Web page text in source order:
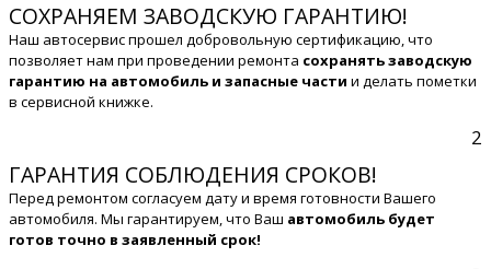
СОХРАНЯЕМ ЗАВОДСКУЮ ГАРАНТИЮ!
Наш автосервис прошел добровольную сертификацию, что
позволяет нам при проведении ремонта сохранять заводскую
гарантию на автомобиль и запасные части и делать пометки
в сервисной книжке.
2
ГАРАНТИЯ СОБЛЮДЕНИЯ СРОКОВ!
Перед ремонтом согласуем дату и время готовности Вашего
автомобиля. Мы гарантируем, что Ваш автомобиль будет
готов точно в заявленный срок!